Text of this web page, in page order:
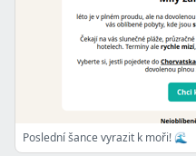
Poslední šance vyrazit k moři! 🌊